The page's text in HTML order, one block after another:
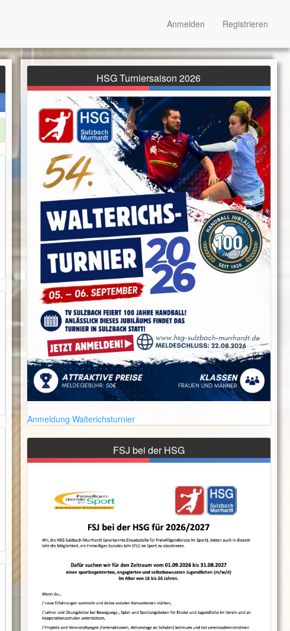
HSG Turniersaison 2026
Anmeldung Walterichsturnier
FSJ bei der HSG
Anmelden Registrieren